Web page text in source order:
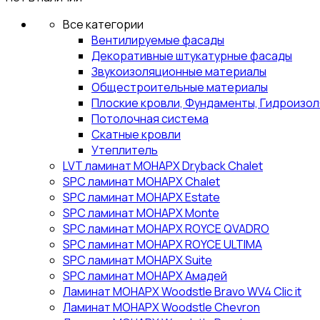
Все категории
Вентилируемые фасады
Декоративные штукатурные фасады
Звукоизоляционные материалы
Общестроительные материалы
Плоские кровли, Фундаменты,
Потолочная система
Скатные кровли
Утеплитель
LVT ламинат МОНАРХ Dryback Chalet
SPC ламинат МОНАРХ Chalet
SPC ламинат МОНАРХ Estate
SPC ламинат МОНАРХ Monte
SPC ламинат МОНАРХ ROYCE QVADRO
SPC ламинат МОНАРХ ROYCE ULTIMA
SPC ламинат МОНАРХ Suite
SPC ламинат МОНАРХ Амадей
Ламинат МОНАРХ Woodstle Bravo WV4 Clic it
Ламинат МОНАРХ Woodstle Chevron